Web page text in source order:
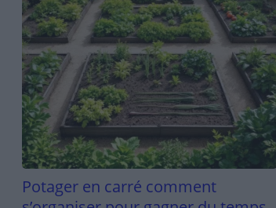
Potager en carré comment